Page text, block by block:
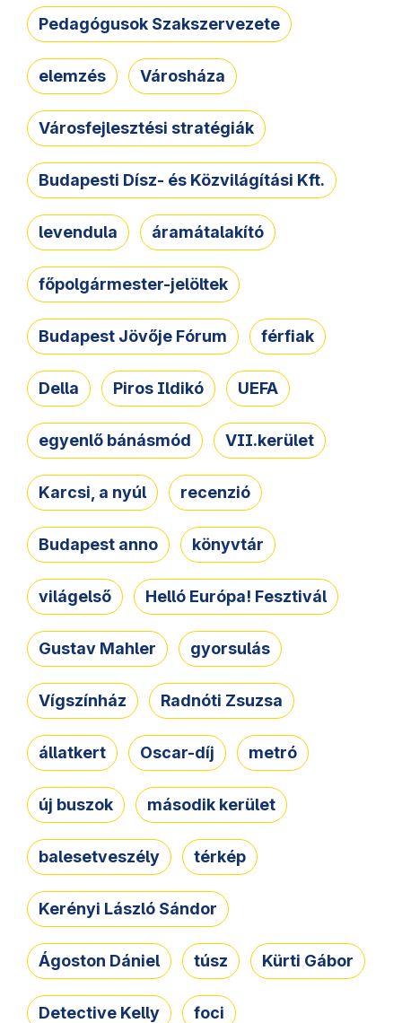
Pedagógusok Szakszervezete
elemzés Városháza
Városfejlesztési stratégiák
Budapesti Dísz- és Közvilágítási Kft.
levendula áramátalakító
főpolgármester-jelöltek
Budapest Jövője Fórum férfiak
Della Piros Ildikó UEFA
egyenlő bánásmód VII.kerület
Karcsi, a nyúl recenzió
Budapest anno könyvtár
világelső Helló Európa! Fesztivál
Gustav Mahler gyorsulás
Vígszínház Radnóti Zsuzsa
állatkert Oscar-díj metró
új buszok második kerület
balesetveszély térkép
Kerényi László Sándor
Ágoston Dániel túsz Kürti Gábor
Detective Kelly foci